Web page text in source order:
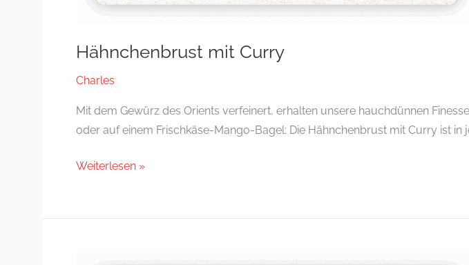
Hähnchenbrust mit Curry
Charles
Mit dem Gewürz des Orients verfeinert, erhalten unsere hauchdünnen
oder auf einem Frischkäse-Mango-Bagel: Die Hähnchenbrust mit Curry ist in
Weiterlesen »